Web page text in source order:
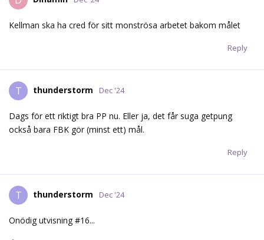
Kellman ska ha cred för sitt monströsa arbetet bakom målet
Reply
T thunderstorm Dec '24
Dags för ett riktigt bra PP nu. Eller ja, det får suga getpung
också bara FBK gör (minst ett) mål.
Reply
T thunderstorm Dec '24
Onödig utvisning #16...